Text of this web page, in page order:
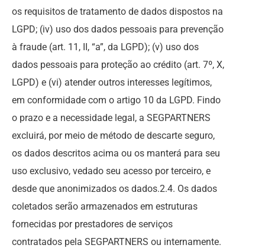
os requisitos de tratamento de dados dispostos na
LGPD; (iv) uso dos dados pessoais para prevenção
à fraude (art. 11, II, “a”, da LGPD); (v) uso dos
dados pessoais para proteção ao crédito (art. 7º, X,
LGPD) e (vi) atender outros interesses legítimos,
em conformidade com o artigo 10 da LGPD. Findo
o prazo e a necessidade legal, a SEGPARTNERS
excluirá, por meio de método de descarte seguro,
os dados descritos acima ou os manterá para seu
uso exclusivo, vedado seu acesso por terceiro, e
desde que anonimizados os dados.2.4. Os dados
coletados serão armazenados em estruturas
fornecidas por prestadores de serviços
contratados pela SEGPARTNERS ou internamente.